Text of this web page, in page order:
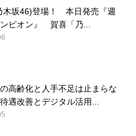
木坂46)登場！ 本日発売『週
ピオン』 賀喜「乃...
高齢化と人手不足は止まらな
改善とデジタル活用...